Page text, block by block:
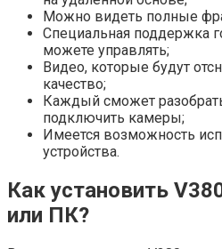
Можно видеть полные
Специальная поддержка
можете управлять;
Видео, которые будут
качество;
Каждый сможет
подключить камеры;
Имеется возможность
устройства.
Как установить
или ПК?